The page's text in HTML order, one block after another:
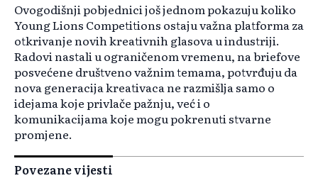
Ovogodišnji pobjednici još jednom pokazuju koliko
Young Lions Competitions ostaju važna platforma za
otkrivanje novih kreativnih glasova u industriji.
Radovi nastali u ograničenom vremenu, na briefove
posvećene društveno važnim temama, potvrđuju da
nova generacija kreativaca ne razmišlja samo o
idejama koje privlače pažnju, već i o
komunikacijama koje mogu pokrenuti stvarne
promjene.
Povezane vijesti